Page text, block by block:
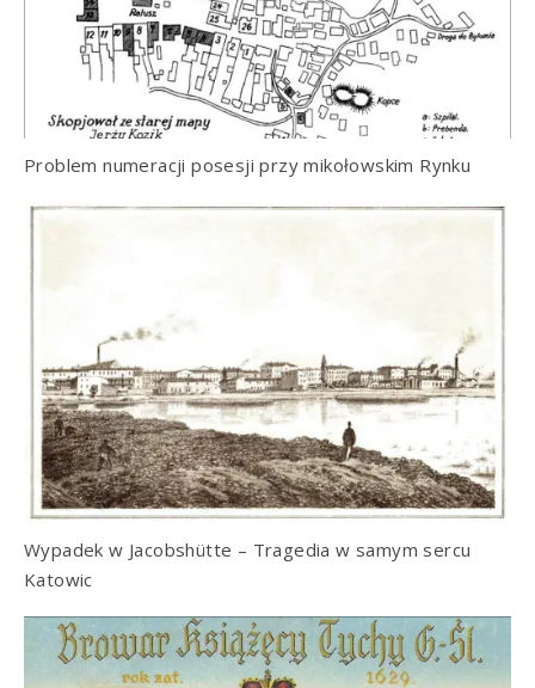
Problem numeracji posesji przy mikołowskim Rynku
Wypadek w Jacobshütte – Tragedia w samym sercu
Katowic